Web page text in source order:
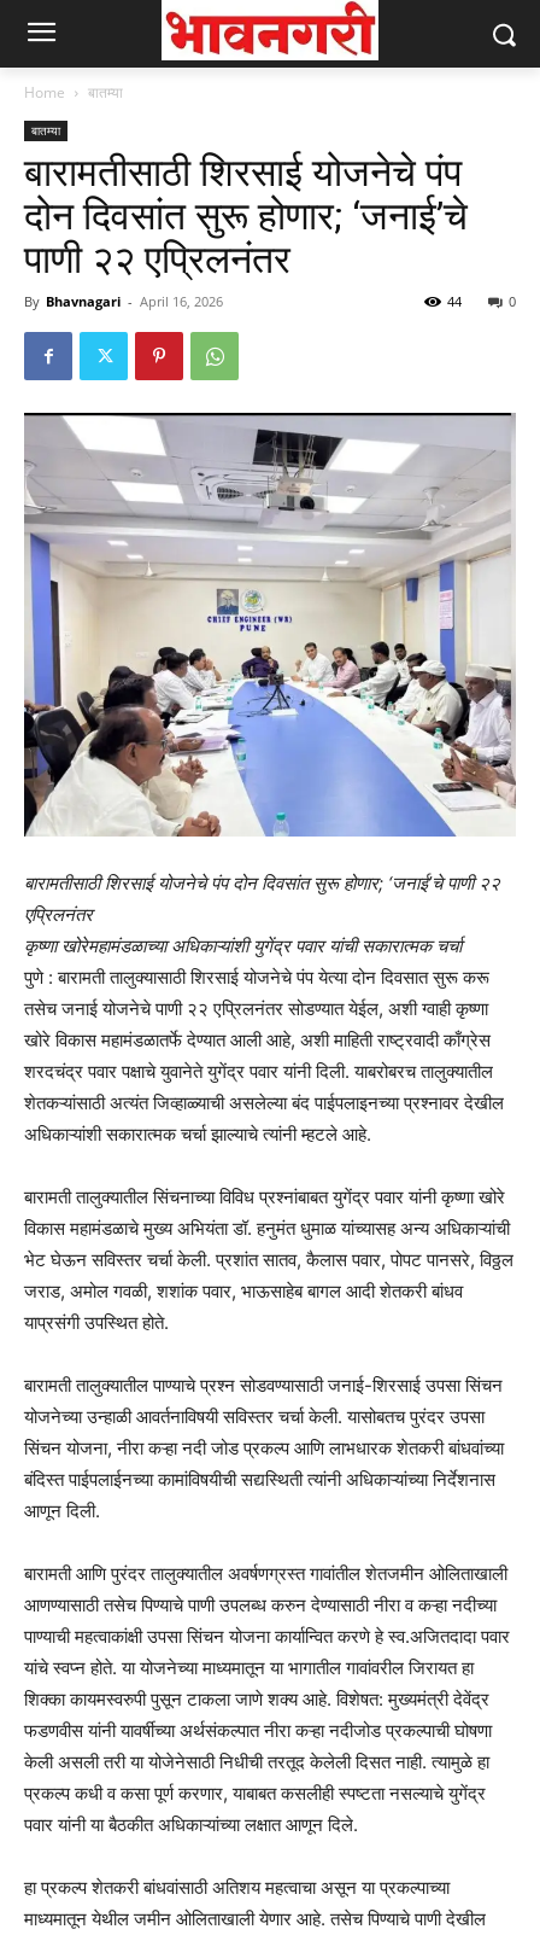
Home बातम्या
बातम्या
बारामतीसाठी शिरसाई योजनेचे पंप
दोन दिवसांत सुरू होणार; ‘जनाई’चे
पाणी २२ एप्रिलनंतर
By Bhavnagari - April 16, 2026 0
44
बारामतीसाठी शिरसाई योजनेचे पंप दोन दिवसांत सुरू होणार; ‘जनाई’चे पाणी २२
एप्रिलनंतर
कृष्णा खोरेमहामंडळाच्या अधिकाऱ्यांशी युगेंद्र पवार यांची सकारात्मक चर्चा
पुणे : बारामती तालुक्यासाठी शिरसाई योजनेचे पंप येत्या दोन दिवसात सुरू करू
तसेच जनाई योजनेचे पाणी २२ एप्रिलनंतर सोडण्यात येईल, अशी ग्वाही कृष्णा
खोरे विकास महामंडळातर्फे देण्यात आली आहे, अशी माहिती राष्ट्रवादी काँग्रेस
शरदचंद्र पवार पक्षाचे युवानेते युगेंद्र पवार यांनी दिली. याबरोबरच तालुक्यातील
शेतकऱ्यांसाठी अत्यंत जिव्हाळ्याची असलेल्या बंद पाईपलाइनच्या प्रश्नावर देखील
अधिकाऱ्यांशी सकारात्मक चर्चा झाल्याचे त्यांनी म्हटले आहे.
बारामती तालुक्यातील सिंचनाच्या विविध प्रश्नांबाबत युगेंद्र पवार यांनी कृष्णा खोरे
विकास महामंडळाचे मुख्य अभियंता डॉ. हनुमंत धुमाळ यांच्यासह अन्य अधिकाऱ्यांची
भेट घेऊन सविस्तर चर्चा केली. प्रशांत सातव, कैलास पवार, पोपट पानसरे, विठ्ठल
जराड, अमोल गवळी, शशांक पवार, भाऊसाहेब बागल आदी शेतकरी बांधव
याप्रसंगी उपस्थित होते.
बारामती तालुक्यातील पाण्याचे प्रश्न सोडवण्यासाठी जनाई-शिरसाई उपसा सिंचन
योजनेच्या उन्हाळी आवर्तनाविषयी सविस्तर चर्चा केली. यासोबतच पुरंदर उपसा
सिंचन योजना, नीरा कऱ्हा नदी जोड प्रकल्प आणि लाभधारक शेतकरी बांधवांच्या
बंदिस्त पाईपलाईनच्या कामांविषयीची सद्यस्थिती त्यांनी अधिकाऱ्यांच्या निर्देशनास
आणून दिली.
बारामती आणि पुरंदर तालुक्यातील अवर्षणग्रस्त गावांतील शेतजमीन ओलिताखाली
आणण्यासाठी तसेच पिण्याचे पाणी उपलब्ध करुन देण्यासाठी नीरा व कऱ्हा नदीच्या
पाण्याची महत्वाकांक्षी उपसा सिंचन योजना कार्यान्वित करणे हे स्व.अजितदादा पवार
यांचे स्वप्न होते. या योजनेच्या माध्यमातून या भागातील गावांवरील जिरायत हा
शिक्का कायमस्वरुपी पुसून टाकला जाणे शक्य आहे. विशेषत: मुख्यमंत्री देवेंद्र
फडणवीस यांनी यावर्षीच्या अर्थसंकल्पात नीरा कऱ्हा नदीजोड प्रकल्पाची घोषणा
केली असली तरी या योजेनेसाठी निधीची तरतूद केलेली दिसत नाही. त्यामुळे हा
प्रकल्प कधी व कसा पूर्ण करणार, याबाबत कसलीही स्पष्टता नसल्याचे युगेंद्र
पवार यांनी या बैठकीत अधिकाऱ्यांच्या लक्षात आणून दिले.
हा प्रकल्प शेतकरी बांधवांसाठी अतिशय महत्वाचा असून या प्रकल्पाच्या
माध्यमातून येथील जमीन ओलिताखाली येणार आहे. तसेच पिण्याचे पाणी देखील